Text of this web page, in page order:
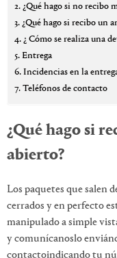
¿Qué hago si no recibo
¿Qué hago si recibo un
¿ Cómo se realiza una
Entrega
Incidencias en la
Teléfonos de contacto
¿Qué hago si
abierto?
Los paquetes que salen
cerrados y en perfecto
manipulado a simple
y comunícanoslo
contactoindicando tu